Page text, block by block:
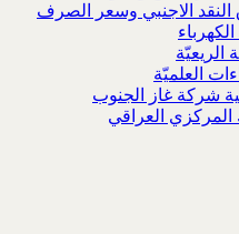
الاجنبي وسعر الصرف
الريعيّة
العلميّة
شركة غاز الجنوب
المركزي العراقي